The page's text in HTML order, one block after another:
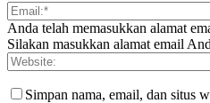
Anda telah memasukkan alamat
Silakan masukkan alamat email
Simpan nama, email, dan situs